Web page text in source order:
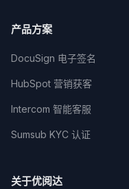
产品方案
DocuSign 电子签名
HubSpot 营销获客
Intercom 智能客服
Sumsub KYC 认证
关于优阅达